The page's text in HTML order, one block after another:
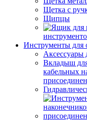
Щетка с
Щипцы
Инструменты для
Аксессуары
Вкладыш
кабельных